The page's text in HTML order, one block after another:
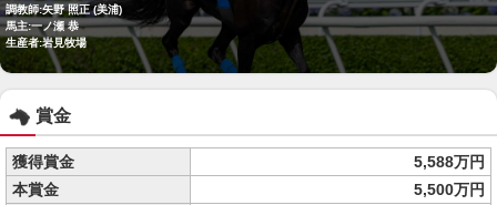
調教師:矢野 照正 (美浦)
馬主:一ノ瀬 恭
生産者:岩見牧場
賞金
獲得賞金
5,588万円
本賞金
5,500万円